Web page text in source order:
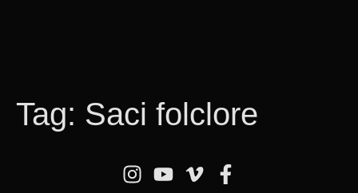
Tag: Saci folclore